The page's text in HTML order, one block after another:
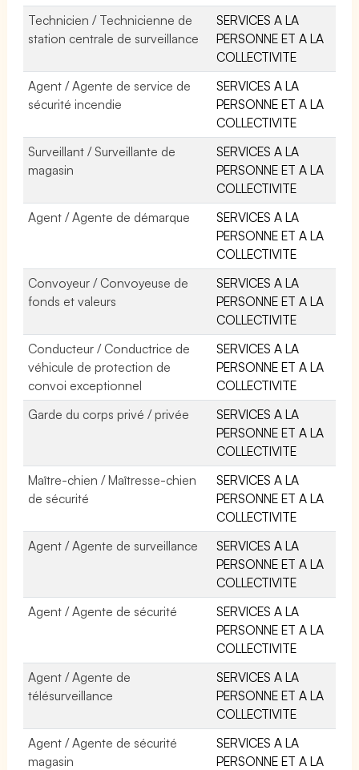
Technicien / Technicienne de
station centrale de surveillance
SERVICES A LA
PERSONNE ET A LA
COLLECTIVITE
Agent / Agente de service de
sécurité incendie
SERVICES A LA
PERSONNE ET A LA
COLLECTIVITE
Surveillant / Surveillante de
magasin
SERVICES A LA
PERSONNE ET A LA
COLLECTIVITE
Agent / Agente de démarque
SERVICES A LA
PERSONNE ET A LA
COLLECTIVITE
Convoyeur / Convoyeuse de
fonds et valeurs
SERVICES A LA
PERSONNE ET A LA
COLLECTIVITE
Conducteur / Conductrice de
véhicule de protection de
convoi exceptionnel
SERVICES A LA
PERSONNE ET A LA
COLLECTIVITE
Garde du corps privé / privée
SERVICES A LA
PERSONNE ET A LA
COLLECTIVITE
Maître-chien / Maîtresse-chien
de sécurité
SERVICES A LA
PERSONNE ET A LA
COLLECTIVITE
Agent / Agente de surveillance
SERVICES A LA
PERSONNE ET A LA
COLLECTIVITE
Agent / Agente de sécurité
SERVICES A LA
PERSONNE ET A LA
COLLECTIVITE
Agent / Agente de
télésurveillance
SERVICES A LA
PERSONNE ET A LA
COLLECTIVITE
Agent / Agente de sécurité
magasin
SERVICES A LA
PERSONNE ET A LA